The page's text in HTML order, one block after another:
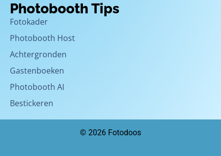
Photobooth Tips
Fotokader
Photobooth Host
Achtergronden
Gastenboeken
Photobooth AI
Bestickeren
© 2026 Fotodoos